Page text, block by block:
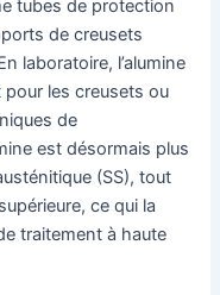
tubes de protection
de creusets
laboratoire, l’alumine
les creusets ou
de
est désormais plus
(SS), tout
ce qui la
traitement à haute